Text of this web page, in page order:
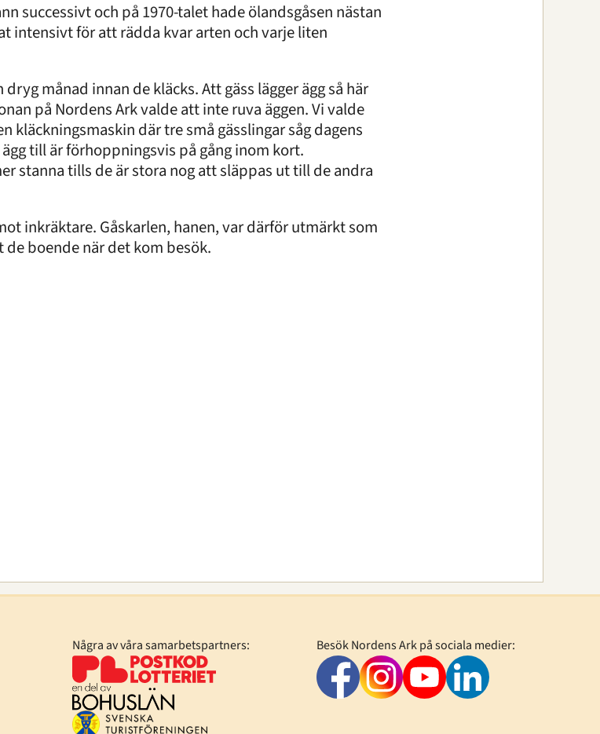
successivt och på 1970-talet hade ölandsgåsen nästan
intensivt för att rädda kvar arten och varje liten
månad innan de kläcks. Att gäss lägger ägg så här
på Nordens Ark valde att inte ruva äggen. Vi valde
kläckningsmaskin där tre små gässlingar såg dagens
till är förhoppningsvis på gång inom kort.
stanna tills de är stora nog att släppas ut till de andra
inkräktare. Gåskarlen, hanen, var därför utmärkt som
boende när det kom besök.
Några av våra samarbetspartners: Besök Nordens Ark på sociala medier: